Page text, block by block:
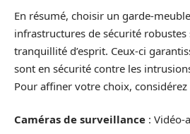
En résumé, choisir un garde-
infrastructures de sécurité
tranquillité d’esprit. Ceux-ci
sont en sécurité contre les
Pour affiner votre choix,
Caméras de surveillance : Vidéo-